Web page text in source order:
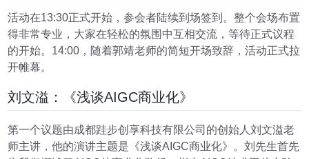
活动在13:30正式开始，参会者陆续到场签到。整个会场布置
得非常专业，大家在轻松的氛围中互相交流，等待正式议程
的开始。14:00，随着郭靖老师的简短开场致辞，活动正式拉
开帷幕。
刘文溢：《浅谈AIGC商业化》
第一个议题由成都跬步创享科技有限公司的创始人刘文溢老
师主讲，他的演讲主题是《浅谈AIGC商业化》。刘先生首先